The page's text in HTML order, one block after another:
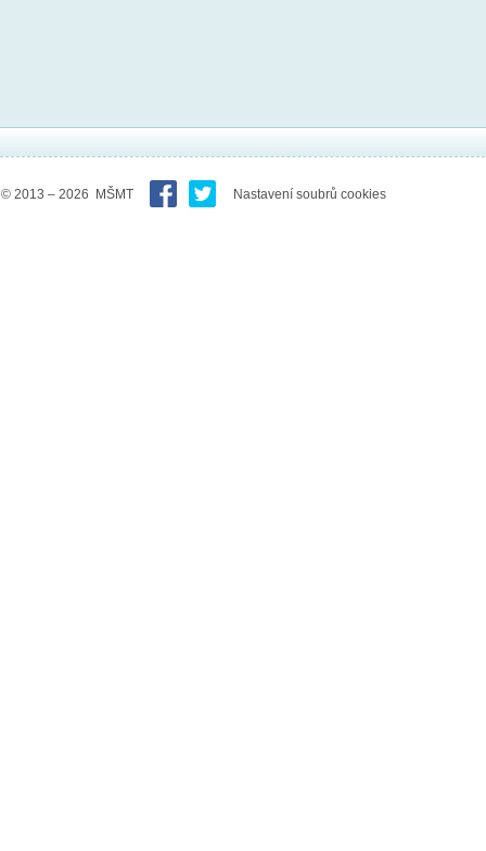
© 2013 – 2026 MŠMT Nastavení soubrů cookies